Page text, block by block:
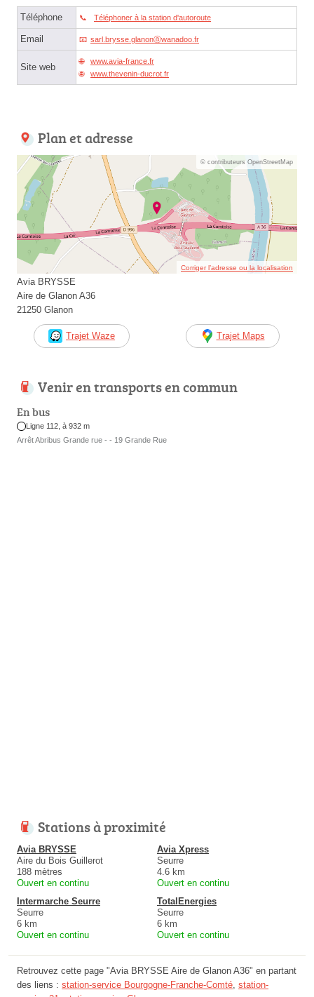
Téléphone Téléphoner à la station d'autoroute
Email sarl.brysse.glanonⓐwanadoo.fr
Site web
www.avia-france.fr
www.thevenin-ducrot.fr
Plan et adresse
© contributeurs OpenStreetMap
Corriger l’adresse ou la localisation
Avia BRYSSE
Aire de Glanon A36
21250 Glanon
Trajet Waze Trajet Maps
Venir en transports en commun
En bus
Ligne 112, à 932 m
Arrêt Abribus Grande rue - - 19 Grande Rue
Stations à proximité
Avia BRYSSE
Aire du Bois Guillerot
188 mètres
Ouvert en continu
Avia Xpress
Seurre
4.6 km
Ouvert en continu
Intermarche Seurre
Seurre
6 km
Ouvert en continu
TotalEnergies
Seurre
6 km
Ouvert en continu
Retrouvez cette page "Avia BRYSSE Aire de Glanon A36" en partant
des liens : station-service Bourgogne-Franche-Comté, station-